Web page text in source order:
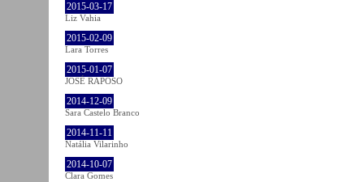
2015-03-17
Liz Vahia
2015-02-09
Lara Torres
2015-01-07
JOSÉ RAPOSO
2014-12-09
Sara Castelo Branco
2014-11-11
Natália Vilarinho
2014-10-07
Clara Gomes